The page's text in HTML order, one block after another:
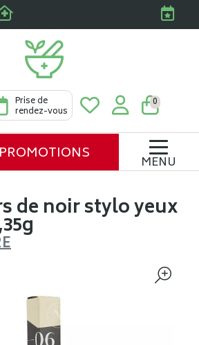
Pharmacies Clabots &
Prise de
rendez-vous
0
PROMOTIONS MENU
de noir stylo yeux